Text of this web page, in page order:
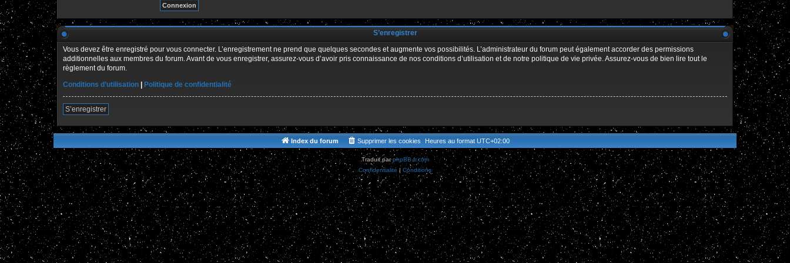
S’enregistrer
Vous devez être enregistré pour vous connecter. L’enregistrement ne prend que quelques secondes et augmente vos possibilités. L’administrateur du forum peut également accorder des permissions
additionnelles aux membres du forum. Avant de vous enregistrer, assurez-vous d’avoir pris connaissance de nos conditions d’utilisation et de notre politique de vie privée. Assurez-vous de bien lire tout le
règlement du forum.
Conditions d’utilisation
Politique de confidentialité
S’enregistrer
Index du forum Heures au format UTC+02:00
Supprimer les cookies
Traduit parphpBB-fr.com
Confidentialité | Conditions